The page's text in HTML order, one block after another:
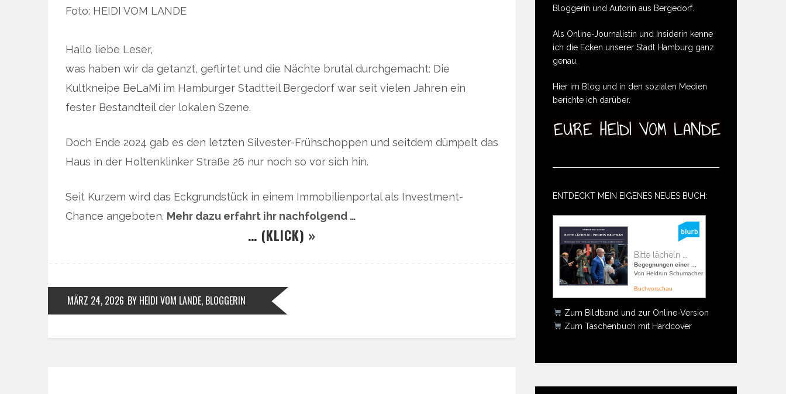
Foto: HEIDI VOM LANDE
Hallo liebe Leser,
was haben wir da getanzt, geflirtet und die Nächte brutal durchgemacht: Die
Kultkneipe BeLaMi im Hamburger Stadtteil Bergedorf war seit vielen Jahren ein
fester Bestandteil der lokalen Szene.
Doch Ende 2024 gab es den letzten Silvester-Frühschoppen und seitdem dümpelt das
Haus in der Holtenklinker Straße 26 nur noch so vor sich hin.
Seit Kurzem wird das Eckgrundstück in einem Immobilienportal als Investment-
Chance angeboten. Mehr dazu erfahrt ihr nachfolgend …
… (KLICK) »
MÄRZ 24, 2026 BY HEIDI VOM LANDE, BLOGGERIN
Bloggerin und Autorin aus Bergedorf.
Als Online-Journalistin und Insiderin kenne
ich die Ecken unserer Stadt Hamburg ganz
genau.
Hier im Blog und in den sozialen Medien
berichte ich darüber.
ENTDECKT MEIN EIGENES NEUES BUCH:
Bitte lächeln ...
Begegnungen einer ...
Von Heidrun Schumacher
Buchvorschau
Zum Bildband und zur Online-Version
Zum Taschenbuch mit Hardcover